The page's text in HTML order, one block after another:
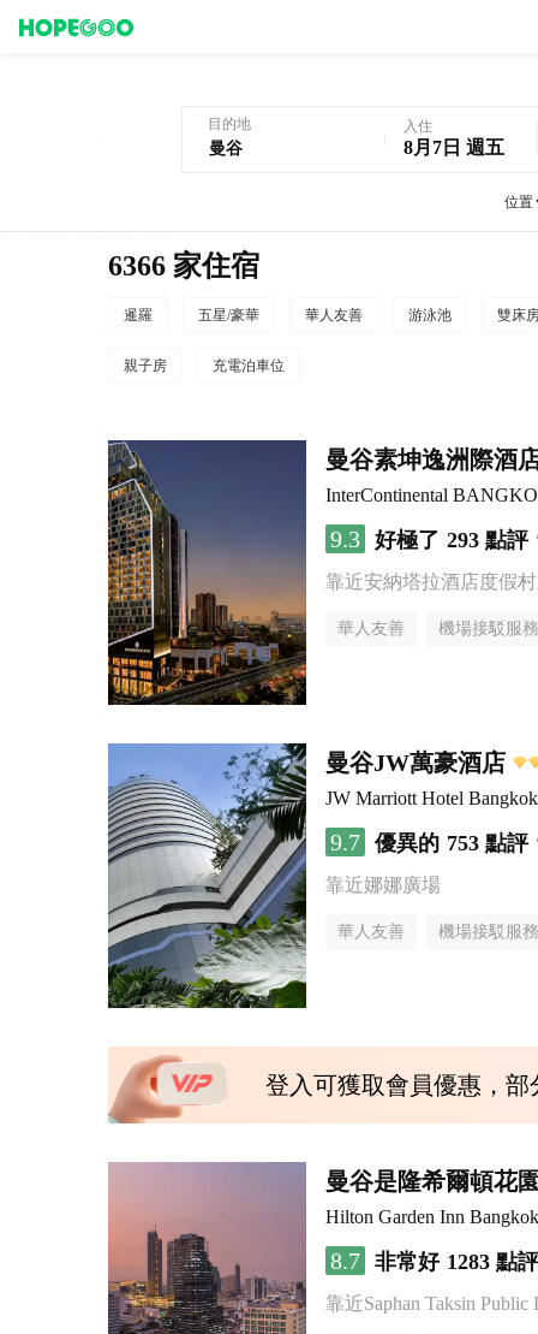
目的地 入住
8月7日 週五
位置
6366 家住宿
暹羅 五星/豪華 華人友善 游泳池 雙床
親子房 充電泊車位
曼谷素坤逸洲際酒
InterContinental
9.3 好極了 293 點評
靠近安納塔拉酒店度假
華人友善 機場接駁服務
曼谷JW萬豪酒店
JW Marriott Hotel Bangkok
9.7 優異的 753 點評
靠近娜娜廣場
華人友善 機場接駁服務
登入可獲取會員優惠，
曼谷是隆希爾頓花
Hilton Garden Inn
8.7 非常好 1283 點評
靠近Saphan Taksin Public